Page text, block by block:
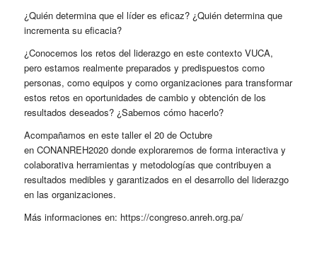
¿Quién determina que el líder es eficaz? ¿Quién determina que
incrementa su eficacia?
¿Conocemos los retos del liderazgo en este contexto VUCA,
pero estamos realmente preparados y predispuestos como
personas, como equipos y como organizaciones para transformar
estos retos en oportunidades de cambio y obtención de los
resultados deseados? ¿Sabemos cómo hacerlo?
Acompañamos en este taller el 20 de Octubre
en CONANREH2020 donde exploraremos de forma interactiva y
colaborativa herramientas y metodologías que contribuyen a
resultados medibles y garantizados en el desarrollo del liderazgo
en las organizaciones.
Más informaciones en: https://congreso.anreh.org.pa/